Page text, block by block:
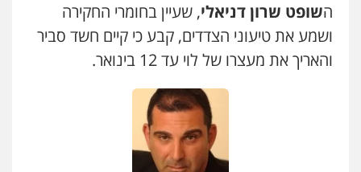
השופט שרון דניאלי, שעיין בחומרי החקירה
ושמע את טיעוני הצדדים, קבע כי קיים חשד סביר
והאריך את מעצרו של לוי עד 12 בינואר.